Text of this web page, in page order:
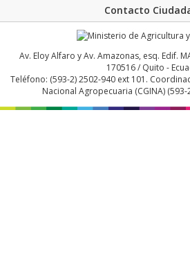
Contacto
Av. Eloy Alfaro y Av. Amazonas, esq. Edif.
170516 / Quito -
Teléfono: (593-2) 2502-940 ext 101.
Nacional Agropecuaria (CGINA)